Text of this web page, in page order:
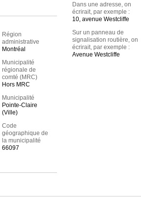
Région
administrative
Montréal
Municipalité
régionale de
comté (MRC)
Hors MRC
Municipalité
Pointe-Claire
(Ville)
Code
géographique de
la municipalité
66097
Dans une adresse, on
écrirait, par exemple :
10, avenue Westcliffe
Sur un panneau de
signalisation routière, on
écrirait, par exemple :
Avenue Westcliffe